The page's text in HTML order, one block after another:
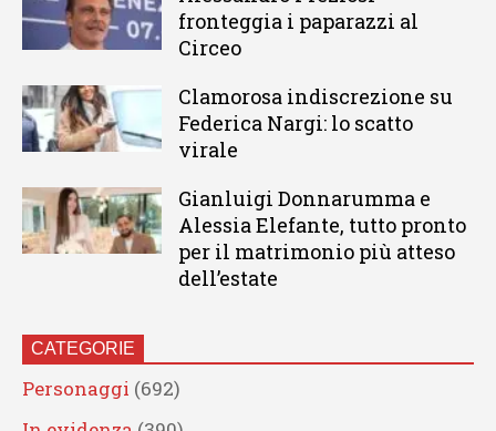
fronteggia i paparazzi al
Circeo
Clamorosa indiscrezione su
Federica Nargi: lo scatto
virale
Gianluigi Donnarumma e
Alessia Elefante, tutto pronto
per il matrimonio più atteso
dell’estate
CATEGORIE
Personaggi (692)